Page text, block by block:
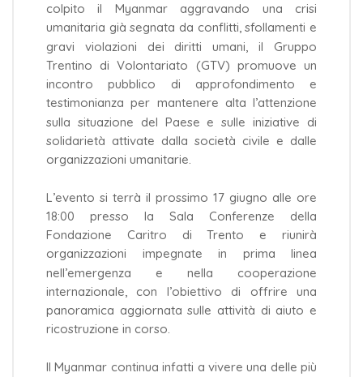
colpito il Myanmar aggravando una crisi
umanitaria già segnata da conflitti, sfollamenti e
gravi violazioni dei diritti umani, il Gruppo
Trentino di Volontariato (GTV) promuove un
incontro pubblico di approfondimento e
testimonianza per mantenere alta l’attenzione
sulla situazione del Paese e sulle iniziative di
solidarietà attivate dalla società civile e dalle
organizzazioni umanitarie.
L’evento si terrà il prossimo 17 giugno alle ore
18:00 presso la Sala Conferenze della
Fondazione Caritro di Trento e riunirà
organizzazioni impegnate in prima linea
nell’emergenza e nella cooperazione
internazionale, con l’obiettivo di offrire una
panoramica aggiornata sulle attività di aiuto e
ricostruzione in corso.
Il Myanmar continua infatti a vivere una delle più